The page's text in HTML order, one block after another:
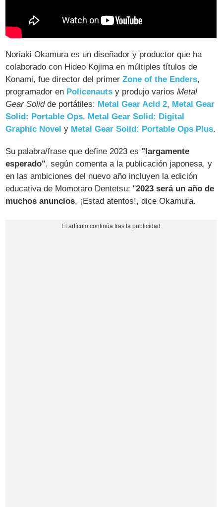
Noriaki Okamura es un diseñador y productor que ha
colaborado con Hideo Kojima en múltiples títulos de
Konami, fue director del primerZone of the Enders,
programador en Policenauts y produjo variosMetal
Gear Solidde portátiles: Metal Gear Acid 2, Metal Gear
Solid: Portable Ops, Metal Gear Solid: Digital
Graphic Novel y Metal Gear Solid: Portable Ops Plus.
Su palabra/frase que define 2023 es "largamente
esperado", según comenta a la publicación japonesa, y
en las ambiciones del nuevo año incluyen la edición
educativa de Momotaro Dentetsu: "2023 será un año de
muchos anuncios. ¡Estad atentos!, dice Okamura.